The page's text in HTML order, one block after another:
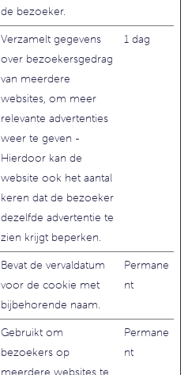
de bezoeker.
Verzamelt gegevens
over bezoekersgedrag
van meerdere
websites, om meer
relevante advertenties
weer te geven -
Hierdoor kan de
website ook het aantal
keren dat de bezoeker
dezelfde advertentie te
zien krijgt beperken.
1 dag
Bevat de vervaldatum
voor de cookie met
bijbehorende naam.
Permane
nt
Gebruikt om
bezoekers op
meerdere websites te
Permane
nt